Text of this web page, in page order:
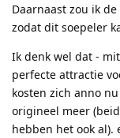
Daarnaast zou ik
zodat dit soepeler
Ik denk wel dat -
perfecte attractie
kosten zich anno
origineel meer
hebben het ook al).